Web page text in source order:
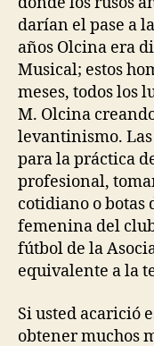
darían el pase a
años Olcina era
Musical; estos
meses, todos los
M. Olcina
levantinismo.
para la práctica
profesional,
cotidiano o botas
femenina del
fútbol de la
equivalente a la
Si usted acarició
obtener muchos